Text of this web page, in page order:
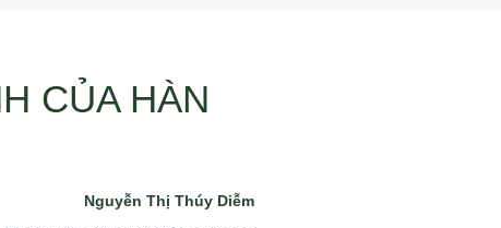
CỦA HÀN
Nguyễn Thị Thúy Diễm